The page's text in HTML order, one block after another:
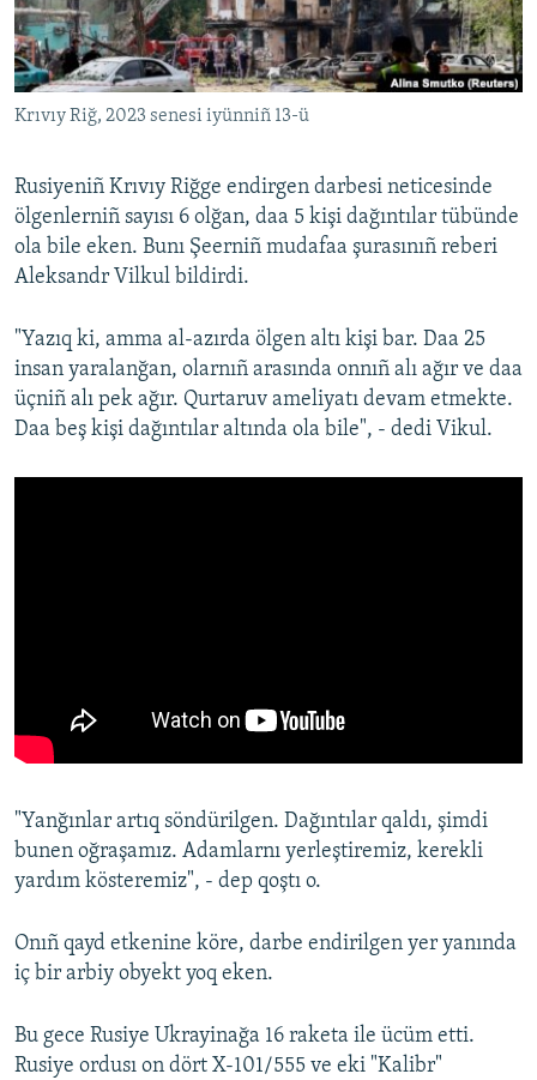
Русский
Українською
QOŞULIÑIZ!
RFE/RS bütün saytları
Krıvıy Riğ, 2023 senesi iyünniñ 13-ü
Rusiyeniñ Krıvıy Riğge endirgen darbesi neticesinde
ölgenlerniñ sayısı 6 olğan, daa 5 kişi dağıntılar tübünde
ola bile eken. Bunı Şeerniñ mudafaa şurasınıñ reberi
Aleksandr Vilkul bildirdi.
"Yazıq ki, amma al-azırda ölgen altı kişi bar. Daa 25
insan yaralanğan, olarnıñ arasında onnıñ alı ağır ve daa
üçniñ alı pek ağır. Qurtaruv ameliyatı devam etmekte.
Daa beş kişi dağıntılar altında ola bile", - dedi Vikul.
"Yanğınlar artıq söndürilgen. Dağıntılar qaldı, şimdi
bunen oğraşamız. Adamlarnı yerleştiremiz, kerekli
yardım kösteremiz", - dep qoştı o.
Onıñ qayd etkenine köre, darbe endirilgen yer yanında
iç bir arbiy obyekt yoq eken.
Bu gece Rusiye Ukrayinağa 16 raketa ile ücüm etti.
Rusiye ordusı on dört X-101/555 ve eki "Kalibr"